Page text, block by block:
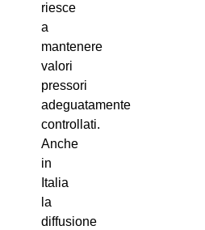
riesce
a
mantenere
valori
pressori
adeguatamente
controllati.
Anche
in
Italia
la
diffusione